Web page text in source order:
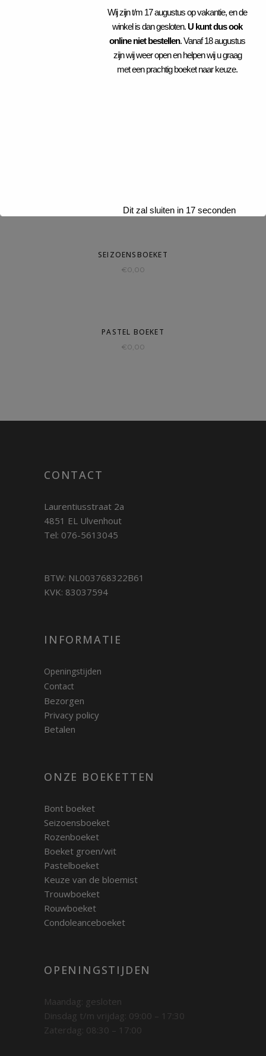
ROZENBOEKET
€0,00
SEIZOENSBOEKET
€ 0,00
PASTEL BOEKET
€ 0,00
CONTACT
Laurentiusstraat 2a
4851 EL Ulvenhout
Tel: 076-5613045
BTW: NL003768322B61
KVK: 83037594
INFORMATIE
Openingstijden
Contact
Bezorgen
Privacy policy
Betalen
ONZE BOEKETTEN
Bont boeket
Seizoensboeket
Rozenboeket
Boeket groen/wit
Pastelboeket
Keuze van de bloemist
Trouwboeket
Rouwboeket
Condoleanceboeket
OPENINGSTIJDEN
Maandag: gesloten
Dinsdag t/m vrijdag: 09:00 – 17:30
Zaterdag: 08:30 – 17:00
Wij zijn t/m 17 augustus op vakantie, en de
winkel is dan gesloten.U kunt dus ook
online niet bestellen. Vanaf 18 augustus
zijn wij weer open en helpen wij u graag
met een prachtig boeket naar keuze.
Dit zal sluiten in 16 seconden